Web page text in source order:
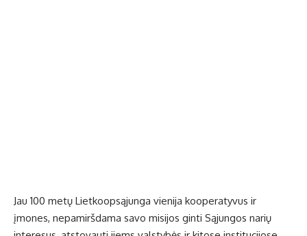
Jau 100 metų Lietkoopsąjunga vienija kooperatyvus ir
įmones, nepamiršdama savo misijos ginti Sąjungos narių